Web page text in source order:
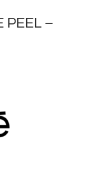
PEEL –